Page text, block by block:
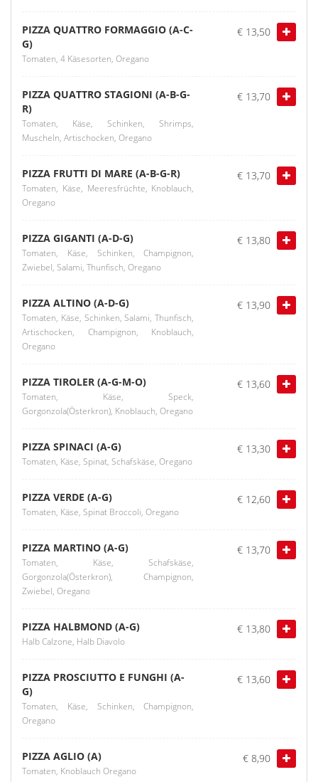
PIZZA QUATTRO FORMAGGIO (A-C-
G)
Tomaten, 4 Käsesorten, Oregano
€ 13,50
PIZZA QUATTRO STAGIONI (A-B-G-
R)
Tomaten, Käse, Schinken, Shrimps,
Muscheln, Artischocken, Oregano
€ 13,70
PIZZA FRUTTI DI MARE (A-B-G-R)
Tomaten, Käse, Meeresfrüchte, Knoblauch,
Oregano
€ 13,70
PIZZA GIGANTI (A-D-G)
Tomaten, Käse, Schinken, Champignon,
Zwiebel, Salami, Thunfisch, Oregano
€ 13,80
PIZZA ALTINO (A-D-G)
Tomaten, Käse, Schinken, Salami, Thunfisch,
Artischocken, Champignon, Knoblauch,
Oregano
€ 13,90
PIZZA TIROLER (A-G-M-O)
Tomaten, Käse, Speck,
Gorgonzola(Österkron), Knoblauch, Oregano
€ 13,60
PIZZA SPINACI (A-G)
Tomaten, Käse, Spinat, Schafskäse, Oregano
€ 13,30
PIZZA VERDE (A-G)
Tomaten, Käse, Spinat Broccoli, Oregano
€ 12,60
PIZZA MARTINO (A-G)
Tomaten, Käse, Schafskäse,
Gorgonzola(Österkron), Champignon,
Zwiebel, Oregano
€ 13,70
PIZZA HALBMOND (A-G)
Halb Calzone, Halb Diavolo
€ 13,80
PIZZA PROSCIUTTO E FUNGHI (A-
G)
Tomaten, Käse, Schinken, Champignon,
Oregano
€ 13,60
PIZZA AGLIO (A)
Tomaten, Knoblauch Oregano
€ 8,90